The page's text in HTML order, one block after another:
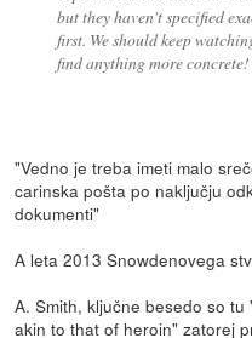
but they haven't specified
first. We should keep
find anything more concrete!
"Vedno je treba imeti malo
carinska pošta po naključju
dokumenti"
A leta 2013 Snowdenovega
A. Smith, ključne besedo so
akin to that of heroin" zatorej